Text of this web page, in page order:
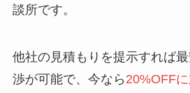
談所です。
他社の見積もりを提示すれば
渉が可能で、今なら 20%OFF